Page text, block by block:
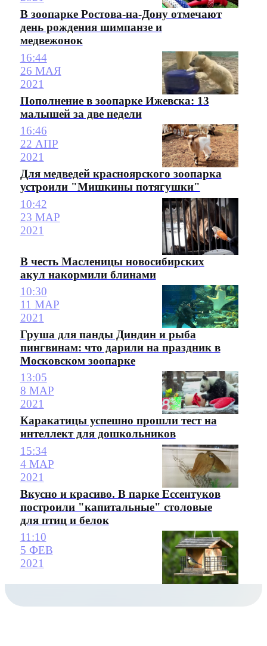
В зоопарке Ростова-на-Дону отмечают
день рождения шимпанзе и
медвежонок
16:44
26 МАЯ
2021
Пополнение в зоопарке Ижевска: 13
малышей за две недели
16:46
22 АПР
2021
Для медведей красноярского зоопарка
устроили "Мишкины потягушки"
10:42
23 МАР
2021
В честь Масленицы новосибирских
акул накормили блинами
10:30
11 МАР
2021
Груша для панды Диндин и рыба
пингвинам: что дарили на праздник в
Московском зоопарке
13:05
8 МАР
2021
Каракатицы успешно прошли тест на
интеллект для дошкольников
15:34
4 МАР
2021
Вкусно и красиво. В парке Ессентуков
построили "капитальные" столовые
для птиц и белок
11:10
5 ФЕВ
2021